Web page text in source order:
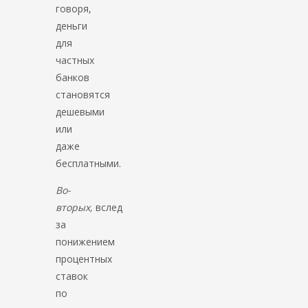
говоря,
деньги
для
частных
банков
становятся
дешевыми
или
даже
бесплатными.
Во-
вторых, вслед
за
понижением
процентных
ставок
по